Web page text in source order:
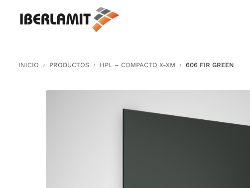
INICIO PRODUCTOS HPL – COMPACTO X-XM 606 FIR GREEN